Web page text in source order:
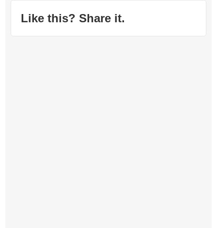
Like this? Share it.